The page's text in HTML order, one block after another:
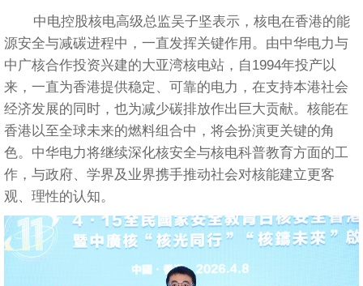
中电控股核电高级总监吴子坚表示，核电在香港的能
源安全与减碳进程中，一直发挥关键作用。由中华电力与
中广核合作投资兴建的大亚湾核电站，自1994年投产以
来，一直为香港提供稳定、可靠的电力，在支持本港社会
经济发展的同时，也为减少碳排放作出巨大贡献。核能在
香港以至全球未来的燃料组合中，将会扮演更关键的角
色。中华电力将继续深化核安全与核电科普教育方面的工
作，与政府、学界及业界携手推动社会对核能建立更客
观、理性的认知。